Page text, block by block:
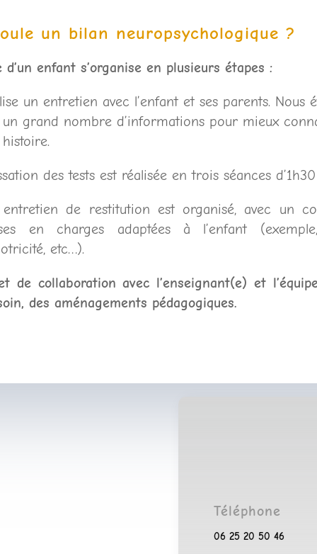
un bilan neuropsychologique ?
enfant s’organise en plusieurs étapes :
un entretien avec l’enfant et ses parents. Nous
grand nombre d’informations pour mieux
des tests est réalisée en trois séances
de restitution est organisé, avec un
en charges adaptées à l’enfant
etc…).
de collaboration avec l’enseignant(e) et
des aménagements pédagogiques.
Téléphone
06 25 20 50 46